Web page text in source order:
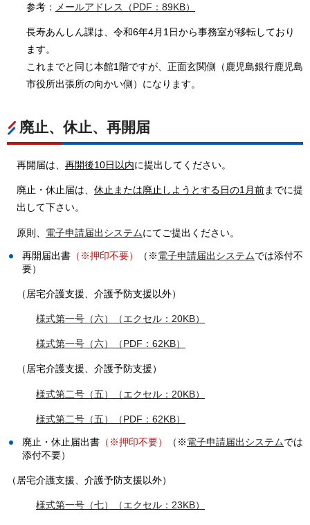
参考： メールアドレス（PDF：89KB）
長寿あんしん課は、令和6年4月1日から事務室が移転しており
ます。
これまでと同じ本館1階ですが、正面玄関側（鹿児島銀行鹿児島
市役所出張所の向かい側）になります。
廃止、休止、再開届
再開届は、 再開後10日以内に提出してください。
廃止・休止届は、 休止または廃止しようとする日の1月前までに提
出して下さい。
原則、 電子申請届出システムにてご提出ください。
再開届出書 （※押印不要） （※電子申請届出システムでは添付不
要）
（ 居宅介護支援、介護予防支援以外）
様式第一号（六）（エクセル：20KB）
様式第一号（六）（PDF：62KB）
（居宅介護支援、介護予防支援）
様式第二号（五）（エクセル：20KB）
様式第二号（五）（PDF：62KB）
廃止・休止届出書 （※押印不要） （※電子申請届出システムでは
添付不要）
（居宅介護支援、介護予防支援以外）
様式第一号（七）（エクセル：23KB）